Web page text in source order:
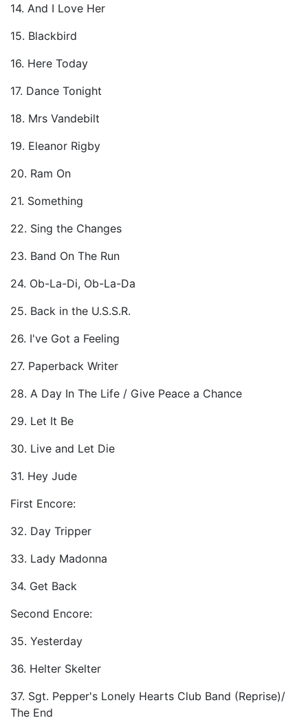
14. And I Love Her
15. Blackbird
16. Here Today
17. Dance Tonight
18. Mrs Vandebilt
19. Eleanor Rigby
20. Ram On
21. Something
22. Sing the Changes
23. Band On The Run
24. Ob-La-Di, Ob-La-Da
25. Back in the U.S.S.R.
26. I've Got a Feeling
27. Paperback Writer
28. A Day In The Life / Give Peace a Chance
29. Let It Be
30. Live and Let Die
31. Hey Jude
First Encore:
32. Day Tripper
33. Lady Madonna
34. Get Back
Second Encore:
35. Yesterday
36. Helter Skelter
37. Sgt. Pepper's Lonely Hearts Club Band (Reprise)/
The End